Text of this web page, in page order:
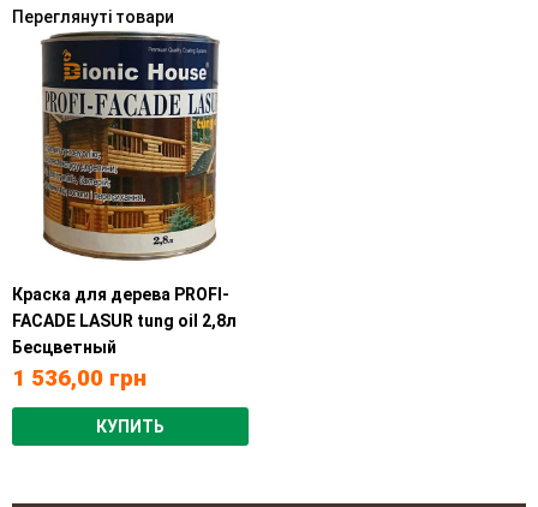
Переглянуті товари
Краска для дерева PROFI-
FACADE LASUR tung oil 2,8л
Бесцветный
1 536,00 грн
КУПИТЬ